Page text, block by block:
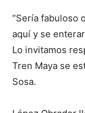
“Sería fabuloso
aquí y se
Lo invitamos
Tren Maya se
Sosa.